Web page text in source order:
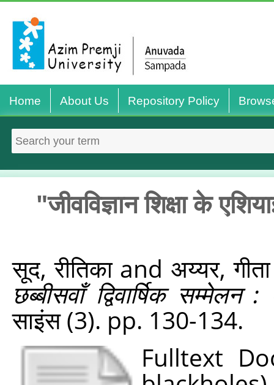
Home About Us Repository Policy
"जीवविज्ञान शिक्षा के
सूद, रीतिकाand अय्यर, गीता
छब्‍बीसवाँ द्विवार्षिक
साइंस (3). pp. 130-134.
Fulltext